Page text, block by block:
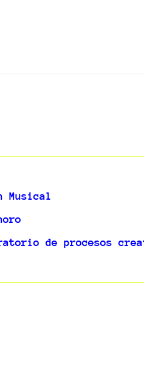
Musical
de procesos